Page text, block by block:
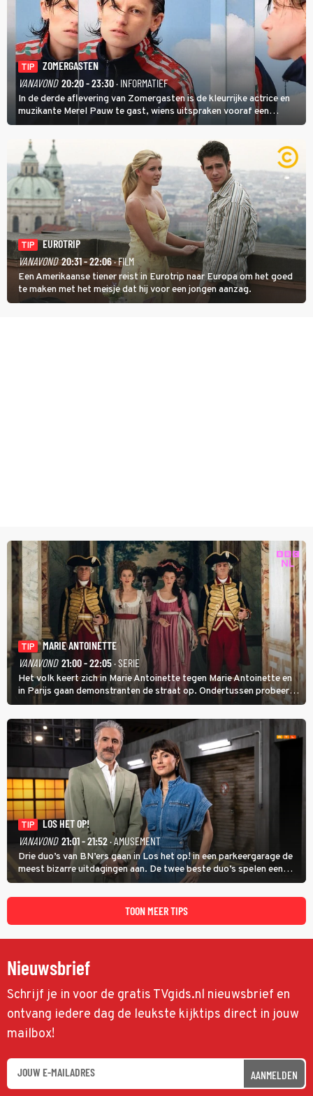
TIP
ZOMERGASTEN
VANAVOND 20:20 - 23:30· INFORMATIEF
In de derde aflevering van Zomergasten is de kleurrijke actrice en
muzikante Merel Pauw te gast, wiens uitspraken vooraf een
boeiende avond beloven: 'Mijn ideale televisieavond is zoals mijn
identiteit: grenzeloos, absurd en vol angsten'.
TIP
EUROTRIP
VANAVOND 20:31 - 22:06· FILM
Een Amerikaanse tiener reist in Eurotrip naar Europa om het goed
te maken met het meisje dat hij voor een jongen aanzag.
TIP
MARIE ANTOINETTE
VANAVOND 21:00 - 22:05· SERIE
Het volk keert zich in Marie Antoinette tegen Marie Antoinette en
in Parijs gaan demonstranten de straat op. Ondertussen probeert
Marie Antoinette landgoed Saint-Cloud te kopen. Ze wil daar haar
kinderen veilig laten opgroeien.
TIP
LOS HET OP!
VANAVOND 21:01 - 21:52· AMUSEMENT
Drie duo’s van BN’ers gaan in Los het op! in een parkeergarage de
meest bizarre uitdagingen aan. De twee beste duo’s spelen een
onderlinge finale. Met in deze aflevering onder anderen cabaretiers
Nabil Aoulad Ayad en Annick Boer.
TOON MEER TIPS
Nieuwsbrief
Schrijf je in voor de gratis TVgids.nl nieuwsbrief en
ontvang iedere dag de leukste kijktips direct in jouw
mailbox!
AANMELDEN